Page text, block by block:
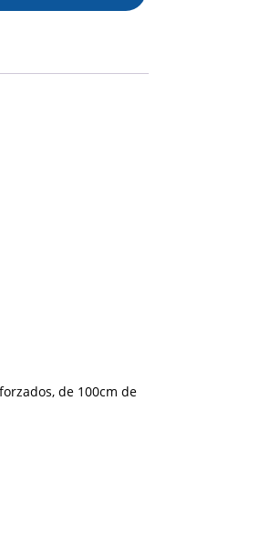
de 100cm de